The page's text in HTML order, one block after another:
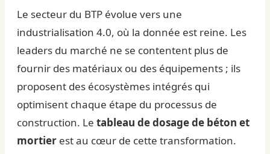
Le secteur du BTP évolue vers une
industrialisation 4.0, où la donnée est reine. Les
leaders du marché ne se contentent plus de
fournir des matériaux ou des équipements ; ils
proposent des écosystèmes intégrés qui
optimisent chaque étape du processus de
construction. Le tableau de dosage de béton et
mortier est au cœur de cette transformation.